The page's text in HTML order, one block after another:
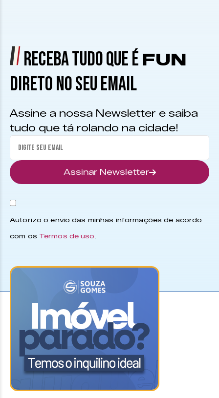
RECEBA TUDO QUE É FUN
DIRETO NO SEU EMAIL
Assine a nossa Newsletter e saiba
tudo que tá rolando na cidade!
Assinar Newsletter
Autorizo o envio das minhas informações de acordo
com os Termos de uso.